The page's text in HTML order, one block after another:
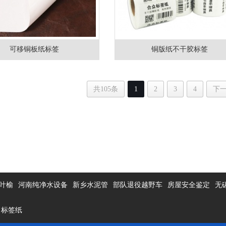
可移铜板纸标签 铜版纸不干胶标签
共105条 1 2 3 4 下
榆 河南纯净水设备 新乡水泥管 部队退役越野车 房屋安全鉴定 无
标签纸